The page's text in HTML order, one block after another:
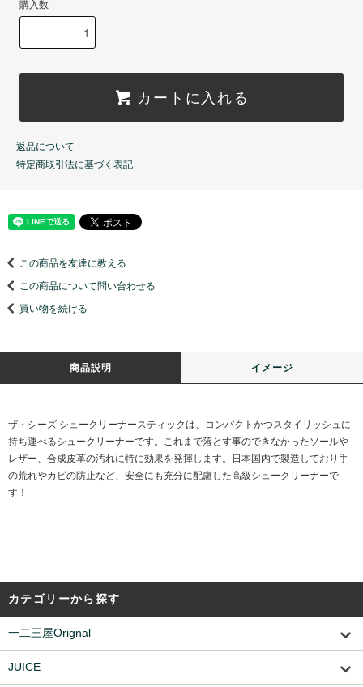
購入数
カートに入れる
返品について
特定商取引法に基づく表記
この商品を友達に教える
この商品について問い合わせる
買い物を続ける
商品説明 イメージ
ザ・シーズ シュークリーナースティックは、コンパクトかつスタイリッシュに
持ち運べるシュークリーナーです。これまで落とす事のできなかったソールや
レザー、合成皮革の汚れに特に効果を発揮します。日本国内で製造しており手
の荒れやカビの防止など、安全にも充分に配慮した高級シュークリーナーで
す！
カテゴリーから探す
一二三屋Orignal
JUICE